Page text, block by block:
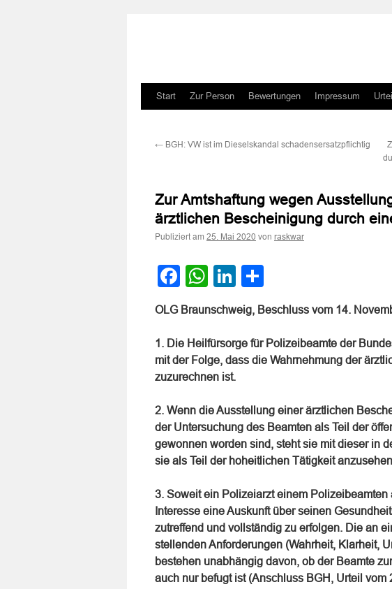
Zum
springen
Start Zur Person Bewertungen Impressum
← BGH: VW ist im Dieselskandal schadensersatzpflichtig
Zur Amtshaftung wegen
ärztlichen Bescheinigung durch
Publiziert am 25. Mai 2020 von raskwar
Facebook
WhatsApp
LinkedIn
OLG Braunschweig, Beschluss vom 14.
1. Die Heilfürsorge für Polizeibeamte der
mit der Folge, dass die Wahrnehmung der
zuzurechnen ist.
2. Wenn die Ausstellung einer ärztlichen
der Untersuchung des Beamten als Teil der
gewonnen worden sind, steht sie mit dieser in
sie als Teil der hoheitlichen Tätigkeit
3. Soweit ein Polizeiarzt einem Polizeibeamten
Interesse eine Auskunft über seinen
zutreffend und vollständig zu erfolgen. Die an
stellenden Anforderungen (Wahrheit, Klarheit,
bestehen unabhängig davon, ob der Beamte
auch nur befugt ist (Anschluss BGH, Urteil vom